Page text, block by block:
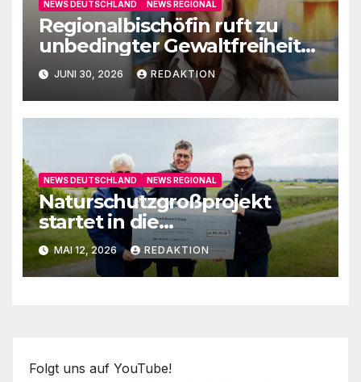
NEWS DEUTSCHLAND NEWS REGIONAL
Regionalbischöfin ruft zu
unbedingter Gewaltfreiheit
aufJUNI 30, 2026 REDAKTION
NEWS DEUTSCHLAND NEWS REGIONAL
Naturschutzgroßprojekt
startet in die
Umsetzungsphase
MAI 12, 2026 REDAKTION
Folgt uns auf YouTube!